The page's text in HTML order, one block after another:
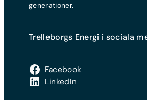
generationer.
Trelleborgs Energi i sociala
Facebook
LinkedIn